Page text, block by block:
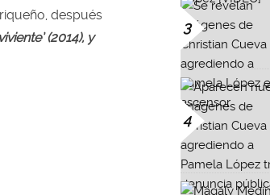
después
(2014), y
3
4